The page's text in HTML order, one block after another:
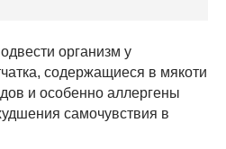
организм у
содержащиеся в мякоти
и особенно аллергены
самочувствия в